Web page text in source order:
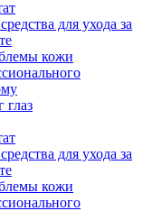
для ухода за
кожи
глаз
для ухода за
кожи